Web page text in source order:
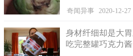
奇闻异事 2020-12-27
身材纤细却是大
吃完整罐巧克力酱